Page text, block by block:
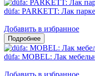
düfa: PARKETT: Лак
Добавить в избранное
düfa: MOBEL: Лак
Добавить в избранное